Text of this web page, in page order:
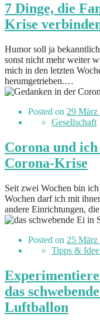
7 Dinge, die
Krise
Humor soll ja
sonst nicht mehr weiter
mich in den letzten
herumgetrieben.…
Posted on 29 März
Gesellschaft
Corona und
Corona-Krise
Seit zwei Wochen bin
Wochen darf ich mit
andere Einrichtungen,
Posted on 25 März
Tipps &
das
Luftballon